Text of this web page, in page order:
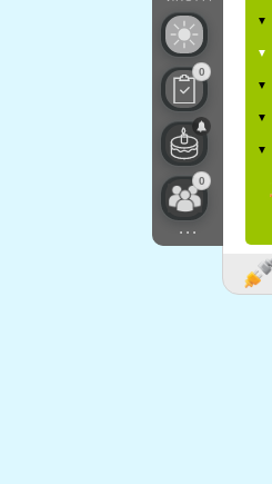
▼
▼
▼
▼
▼
0
0
...